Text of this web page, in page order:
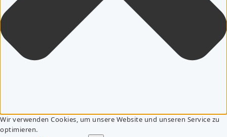
Wir verwenden Cookies, um unsere Website und unseren Service zu
optimieren.